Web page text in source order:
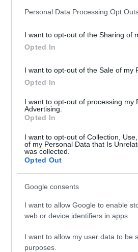
Personal Data Processing Opt
I want to opt-out of the Sharing of
Opted In
I want to opt-out of the Sale of my
Opted In
I want to opt-out of processing my
Advertising.
Opted In
I want to opt-out of Collection,
of my Personal Data that Is
was collected.
Opted Out
Google consents
I want to allow Google to enable
web or device identifiers in apps.
I want to allow my user data to be
purposes.